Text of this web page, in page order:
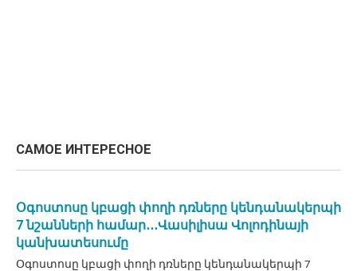
САМОЕ ИНТЕРЕСНОЕ
Օգոստոսը կբացի փողի դռները կենդանակերպի
7 նշանների համար․․․Վասիլիսա Վոլոդինայի
կանխատեսումը
Օգոստոսը կբացի փողի դռները կենդանակերպի 7